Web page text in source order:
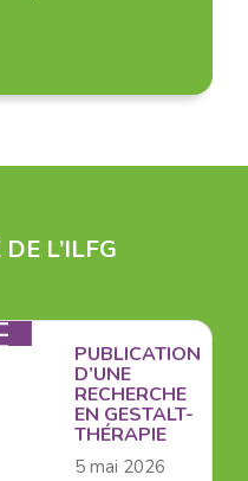
L’ILFG
PUBLICATION
D’UNE
RECHERCHE
EN GESTALT-
THÉRAPIE
5 mai 2026